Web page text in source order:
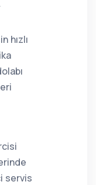
hızlı
servis